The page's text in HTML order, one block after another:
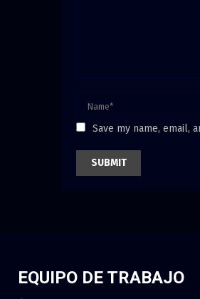
Save my name, email,
EQUIPO DE TRABAJO